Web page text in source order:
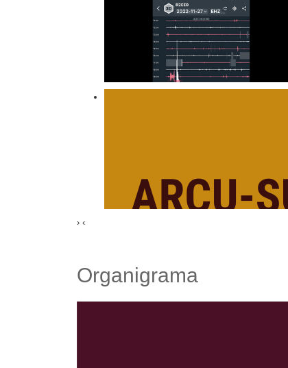
› ‹
Organigrama